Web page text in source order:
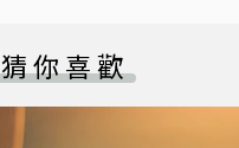
猜你喜歡